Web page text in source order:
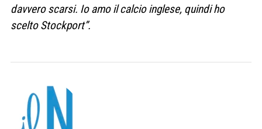
davvero scarsi. Io amo il calcio inglese, quindi ho
scelto Stockport”.